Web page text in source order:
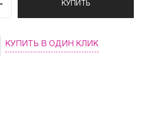
КУПИТЬ
КУПИТЬ В ОДИН КЛИК